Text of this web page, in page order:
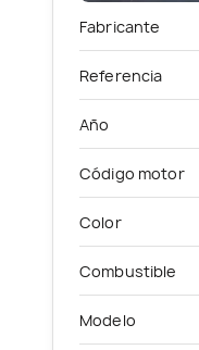
Fabricante
Referencia
Año
Código motor
Color
Combustible
Modelo